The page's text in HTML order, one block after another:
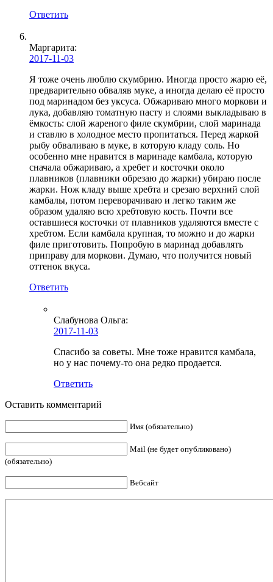
Ответить
Маргарита:
2017-11-03
Я тоже очень люблю скумбрию. Иногда просто жарю её,
предварительно обваляв муке, а иногда делаю её просто
под маринадом без уксуса. Обжариваю много моркови и
лука, добавляю томатную пасту и слоями выкладываю в
ёмкость: слой жареного филе скумбрии, слой маринада
и ставлю в холодное место пропитаться. Перед жаркой
рыбу обваливаю в муке, в которую кладу соль. Но
особенно мне нравится в маринаде камбала, которую
сначала обжариваю, а хребет и косточки около
плавников (плавники обрезаю до жарки) убираю после
жарки. Нож кладу выше хребта и срезаю верхний слой
камбалы, потом переворачиваю и легко таким же
образом удаляю всю хребтовую кость. Почти все
оставшиеся косточки от плавников удаляются вместе с
хребтом. Если камбала крупная, то можно и до жарки
филе приготовить. Попробую в маринад добавлять
приправу для моркови. Думаю, что получится новый
оттенок вкуса.
Ответить
Слабунова Ольга:
2017-11-03
Спасибо за советы. Мне тоже нравится камбала,
но у нас почему-то она редко продается.
Ответить
Оставить комментарий
Имя (обязательно)
Mail (не будет опубликовано)
(обязательно)
Вебсайт